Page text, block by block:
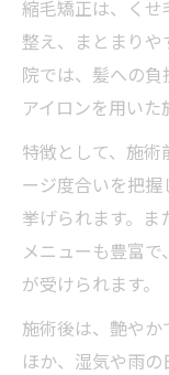
縮毛矯正は、く
整え、まとまり
院では、髪への
アイロンを用いた
特徴として、施
ージ度合いを把
挙げられます。
メニューも豊富
が受けられます。
施術後は、艶や
ほか、湿気や雨